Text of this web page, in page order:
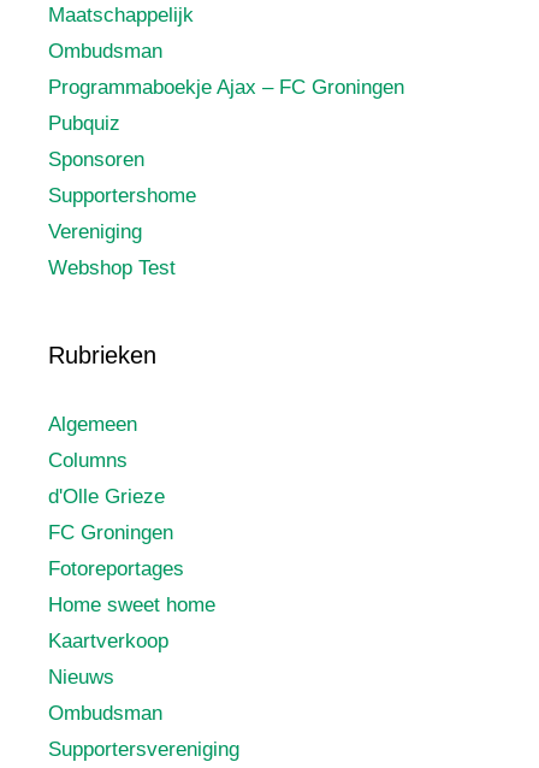
Maatschappelijk
Ombudsman
Programmaboekje Ajax – FC Groningen
Pubquiz
Sponsoren
Supportershome
Vereniging
Webshop Test
Rubrieken
Algemeen
Columns
d'Olle Grieze
FC Groningen
Fotoreportages
Home sweet home
Kaartverkoop
Nieuws
Ombudsman
Supportersvereniging